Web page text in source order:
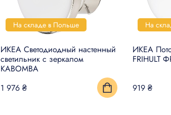
На складе в Польше
ИКЕА Светодиодный настенный
светильник с зеркалом
KABOMBA
1 976 ₴
На
ИКЕА
FRIHULT
919 ₴